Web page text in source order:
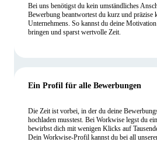
Bei uns benötigst du kein umständliches
Bewerbung beantwortest du kurz und präzise
Unternehmens. So kannst du deine
bringen und sparst wertvolle Zeit.
Ein Profil für alle Bewerbungen
Die Zeit ist vorbei, in der du deine
hochladen musstest. Bei Workwise legst du
bewirbst dich mit wenigen Klicks auf
Dein Workwise-Profil kannst du bei all